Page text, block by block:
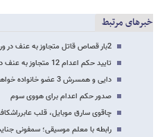
خبرهای مرتبط
2بار قصاص قاتل متجاوز به عنف در ورامین
تایید حکم اعدام 12 متجاوز به عنف در دیوانعالی کشور
دایی و همسرش 3 عضو خانواده خواهرزاده را کشتند/شغال سیاه در ورامین اعدام شد
صدور حکم اعدام برای هووی سوم
چاقوی سارق موبایل، قلب
رابطه با معلم موسیقی؛ سمفونی